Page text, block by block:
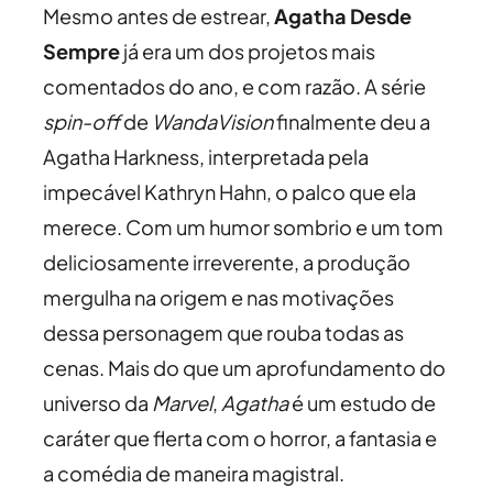
Mesmo antes de estrear,Agatha Desde
Semprejá era um dos projetos mais
comentados do ano, e com razão. A série
spin-offde WandaVisionfinalmente deu a
Agatha Harkness, interpretada pela
impecável Kathryn Hahn, o palco que ela
merece. Com um humor sombrio e um tom
deliciosamente irreverente, a produção
mergulha na origem e nas motivações
dessa personagem que rouba todas as
cenas. Mais do que um aprofundamento do
universo da Marvel, Agathaé um estudo de
caráter que flerta com o horror, a fantasia e
a comédia de maneira magistral.